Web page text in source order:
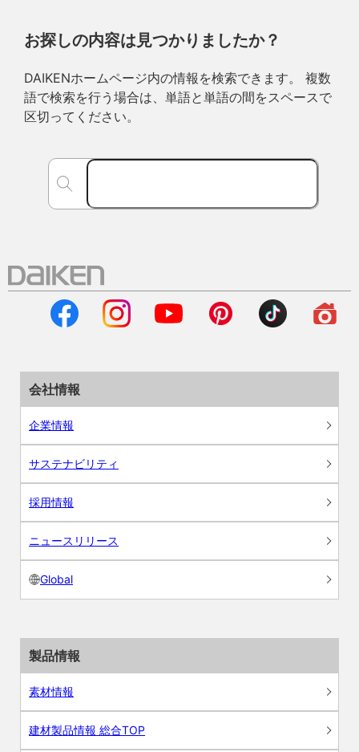
お探しの内容は見つかりましたか？
DAIKENホームページ内の情報を検索できます。 複数
語で検索を行う場合は、単語と単語の間をスペースで
区切ってください。
会社情報
企業情報
サステナビリティ
採用情報
ニュースリリース
Global
製品情報
素材情報
建材製品情報 総合TOP